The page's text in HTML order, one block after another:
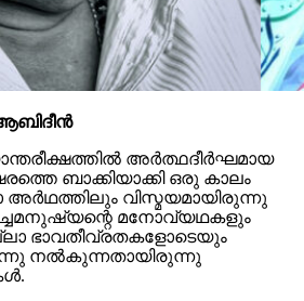
അര്‍ത്ഥദീര്‍ഘമായ
ബാക്കിയാക്കി ഒരു കാലം
വിസ്മയമായിരുന്നു
മനോവ്യഥകളും
ഭാവതീവ്രതകളോടെയും
നല്‍കുന്നതായിരുന്നു